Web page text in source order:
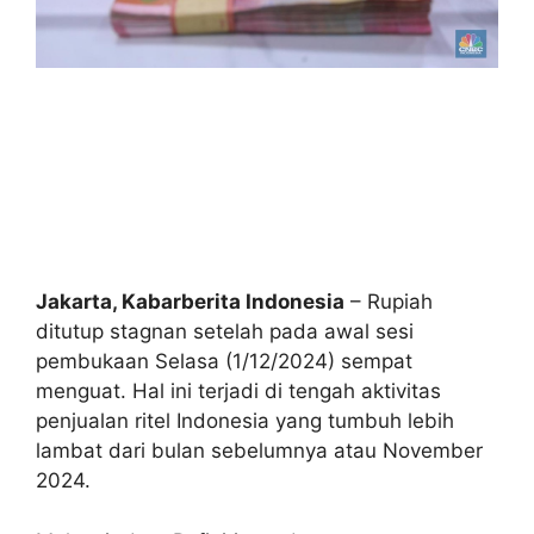
Jakarta, Kabarberita Indonesia – Rupiah
ditutup stagnan setelah pada awal sesi
pembukaan Selasa (1/12/2024) sempat
menguat. Hal ini terjadi di tengah aktivitas
penjualan ritel Indonesia yang tumbuh lebih
lambat dari bulan sebelumnya atau November
2024.